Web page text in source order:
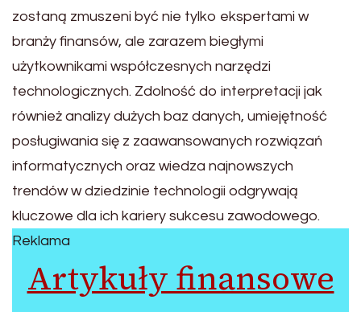
zostaną zmuszeni być nie tylko ekspertami w
branży finansów, ale zarazem biegłymi
użytkownikami współczesnych narzędzi
technologicznych. Zdolność do interpretacji jak
również analizy dużych baz danych, umiejętność
posługiwania się z zaawansowanych rozwiązań
informatycznych oraz wiedza najnowszych
trendów w dziedzinie technologii odgrywają
kluczowe dla ich kariery sukcesu zawodowego.
Reklama
Artykuły finansowe